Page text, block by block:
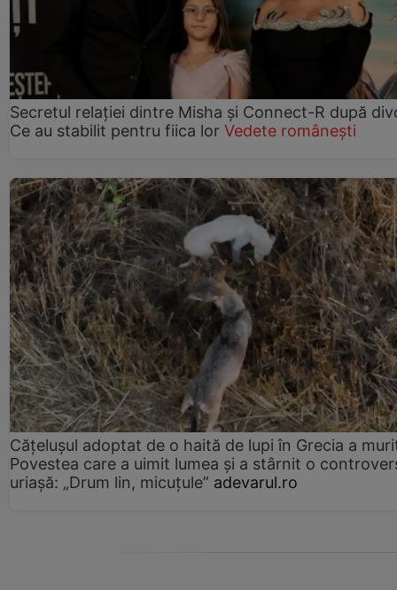
Secretul relației dintre Misha și Connect-R după
Ce au stabilit pentru fiica lor Vedete românești
Cățelușul adoptat de o haită de lupi în Grecia a
Povestea care a uimit lumea și a stârnit o
uriașă: „Drum lin, micuțule” adevarul.ro